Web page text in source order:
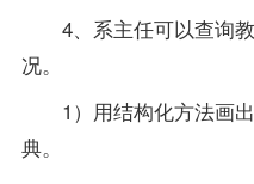
4、系主任可以查询教
况。
1）用结构化方法画出
典。